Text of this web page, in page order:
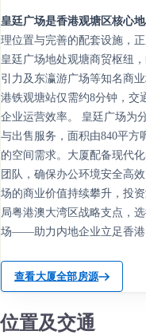
皇廷广场是香港观塘区核心
理位置与完善的配套设施，
皇廷广场地处观塘商贸枢纽
引力及东瀛游广场等知名商
港铁观塘站仅需约8分钟，交
企业运营效率。 皇廷广场为
与出售服务，面积由840平方
的空间需求。大厦配备现代
团队，确保办公环境安全高
场的商业价值持续攀升，投
局粤港澳大湾区战略支点，
场——助力内地企业立足香港
查看大厦全部房源
位置及交通